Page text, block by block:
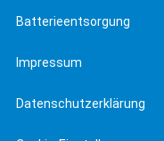
Batterieentsorgung
Impressum
Datenschutzerklärung